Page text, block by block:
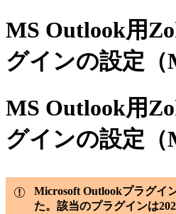
MS Outlook用
グインの設定（
MS Outlook用
グインの設定（
Microsoft Outlookプラグイ
た。該当のプラグインは